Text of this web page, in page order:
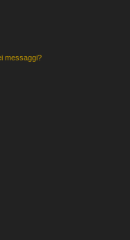
messaggi?